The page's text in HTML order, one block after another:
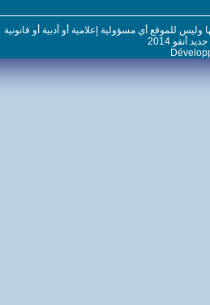
للموقع أي مسؤولية إعلامية أو أدبية أو قانونية
2014